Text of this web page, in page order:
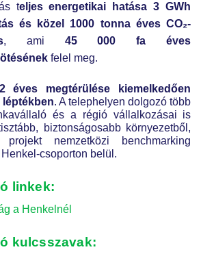
teljes energetikai hatása 3 GWh
és közel 1000 tonna éves CO₂-
, ami 45 000 fa éves
felel meg.
éves megtérülése kiemelkedően
léptékben. A telephelyen dolgozó több
és a régió vállalkozásai is
biztonságosabb környezetből,
nemzetközi benchmarking
csoporton belül.
linkek:
a Henkelnél
kulcsszavak: